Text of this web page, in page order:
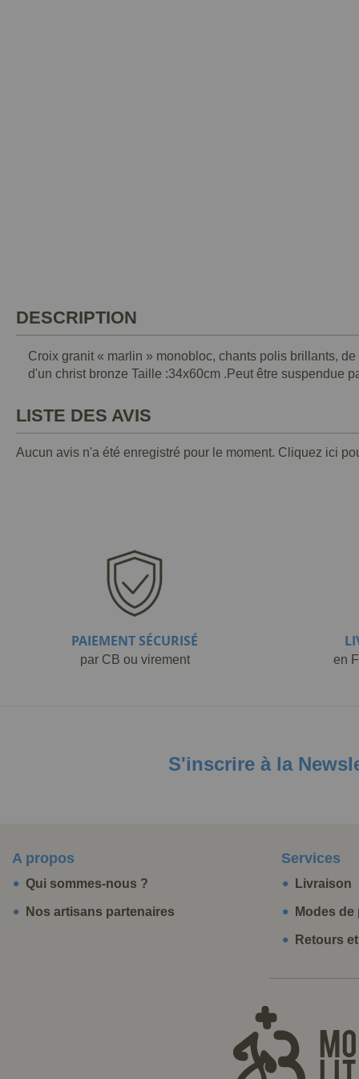
DESCRIPTION
Croix granit « marlin » monobloc, chants polis brillants,
d'un christ bronze Taille :34x60cm .Peut être suspendue
LISTE DES AVIS
Aucun avis n'a été enregistré pour le moment. Cliquez ici
PAIEMENT SÉCURISÉ
par CB ou virement en
S'inscrire à la
A propos
Qui sommes-nous ?
Nos artisans partenaires
Services
Livraison
Modes de
Retours